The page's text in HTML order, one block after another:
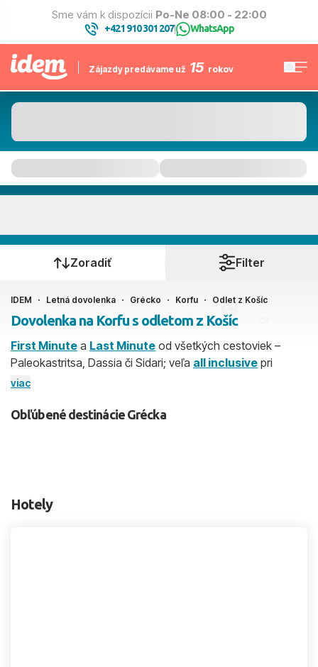
Sme vám k dispozícii Po-Ne 08:00 - 22:00
+421 910 301 207| WhatsApp
Zájazdy predávame už 15 rokov
Kedy cestujete?
Košice
2 dospelí, 0 deti
Zoradiť Filter
IDEM Letná dovolenka Grécko Korfu Odlet z Košíc
Dovolenka na Korfu s odletom z Košíc
First Minute a Last Minute od všetkých cestoviek –
Paleokastritsa, Dassia či Sidari; veľa all inclusive pri
zátokách. Priamy let bez prestupu trvá cca 2 h 05 min.
čas na dovolenku: jún – september.
viac
Obľúbené destinácie Grécka
Hotely